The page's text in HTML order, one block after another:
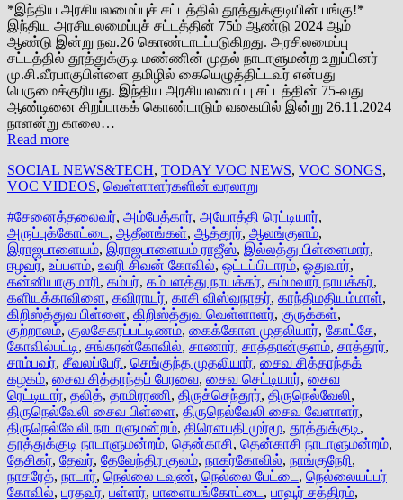
*இந்திய அரசியலமைப்புச் சட்டத்தில் தூத்துக்குடியின் பங்கு!*
இந்திய அரசியலமைப்புச் சட்டத்தின் 75ம் ஆண்டு 2024 ஆம்
ஆண்டு இன்று நவ.26 கொண்டாடப்படுகிறது. அரசிலமைப்பு
சட்டத்தில் தூத்துக்குடி மண்ணின் முதல் நாடாளுமன்ற உறுப்பினர்
மு.சி.வீரபாகுபிள்ளை தமிழில் கையெழுத்திட்டவர் என்பது
பெருமைக்குரிய‌து. இந்திய அரசியலமைப்பு சட்டத்தின் 75-வது
ஆண்டினை சிறப்பாகக் கொண்டாடும் வகையில் இன்று 26.11.2024
நாளன்று காலை…
Read more
SOCIAL NEWS&TECH, TODAY VOC NEWS, VOC SONGS,
VOC VIDEOS, வெள்ளாளர்களின் வரலாறு
#சேனைத்தலைவர், அம்பேத்கார், அயோத்தி ரெட்டியார்,
அருப்புக்கோட்டை , ஆதீனங்கள், ஆத்தூர், ஆலங்குளம்,
இராஜபாளையம், இராஜபாளையம் ராஜீஸ், இல்லத்து பிள்ளைமார்,
ஈழவர், உப்பளம், உவரி சிவன் கோவில், ஒட்டப்பிடாரம், ஓதுவார்,
கன்னியாகுமாரி, கம்பர், கம்பளத்து நாயக்கர், கம்மவார் நாயக்கர்,
களியக்காவிளை, கவிராயர், காசி விஸ்வநாதர், காந்திமதியம்மாள்,
கிறிஸ்த்துவ பிள்ளை, கிறிஸ்த்துவ வெள்ளாளர், குருக்கள்,
குற்றாலம், குலசேகரப்பட்டிணம், கைக்கோள முதலியார், கோட்சே,
கோவில்பட்டி, சங்கரன்கோவில், சாணார், சாத்தான்குளம், சாத்தூர்,
சாம்பவர், சீவலப்பேரி, செங்குந்த முதலியார், சைவ சித்தாந்தக்
கழகம், சைவ சித்தாந்தப் பேரவை, சைவ செட்டியார், சைவ
ரெட்டியார், தலித், தாமிரரணி, திருச்செந்தூர், திருநெல்வேலி,
திருநெல்வேலி சைவ பிள்ளை, திருநெல்வேலி சைவ வேளாளர்,
திருநெல்வேலி நாடாளுமன்றம், திரௌபதி முர்மூ, தூத்துக்குடி,
தூத்துக்குடி நாடாளுமன்றம், தென்காசி, தென்காசி நாடாளுமன்றம்,
தேசிகர், தேவர், தேவேந்திர குலம், நாகர்கோவில், நாங்குநேரி,
நாசரேத், நாடார், நெல்லை டவுண், நெல்லை பேட்டை , நெல்லையப்பர்
கோவில், பரதவர், பள்ளர், பாளையங்கோட்டை , பாவூர் சத்திரம்,